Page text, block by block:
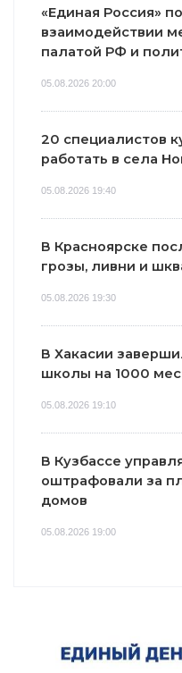
«Единая Россия»
взаимодействии
палатой РФ и
05.08.2026 20:00
20 специалистов
работать в села
05.08.2026 19:40
В Красноярске
грозы, ливни и
05.08.2026 19:30
В Хакасии
школы на 1000
05.08.2026 19:10
В Кузбассе
оштрафовали за
домов
05.08.2026 19:00